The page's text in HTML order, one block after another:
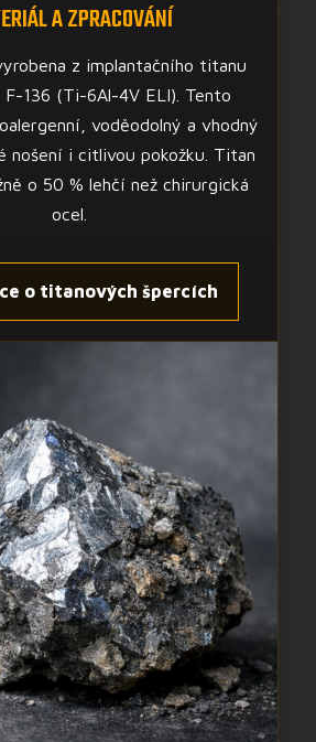
A ZPRACOVÁNÍ
z implantačního titanu
136 (Ti-6Al-4V ELI). Tento
voděodolný a vhodný
nošení i citlivou pokožku. Titan
o 50 % lehčí než chirurgická
ocel.
o titanových špercích